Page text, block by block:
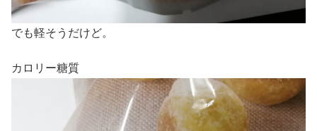
でも軽そうだけど。
カロリー糖質